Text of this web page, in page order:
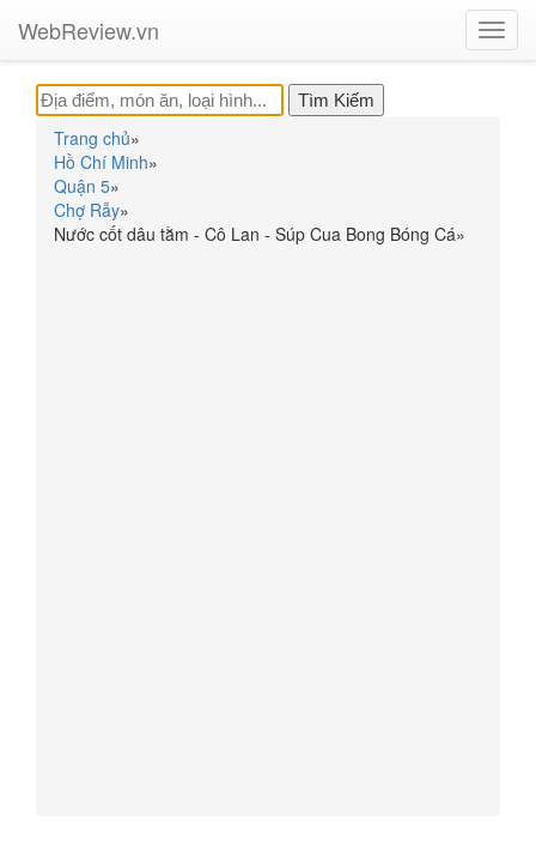
WebReview.vn
Trang chủ»
Hồ Chí Minh»
Quận 5»
Chợ Rẫy»
Nước cốt dâu tằm - Cô Lan - Súp Cua Bong Bóng Cá»